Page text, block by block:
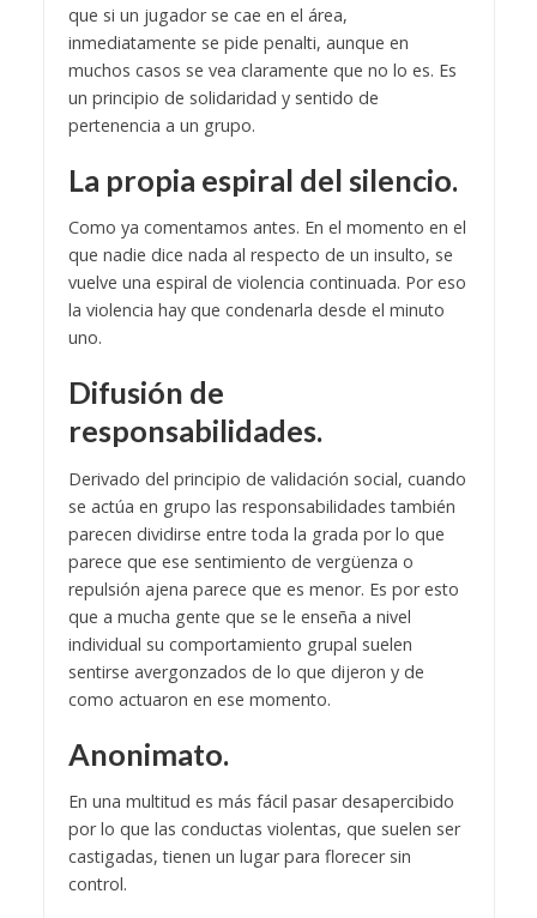
que si un jugador se cae en el área,
inmediatamente se pide penalti, aunque en
muchos casos se vea claramente que no lo es. Es
un principio de solidaridad y sentido de
pertenencia a un grupo.
La propia espiral del silencio.
Como ya comentamos antes. En el momento en el
que nadie dice nada al respecto de un insulto, se
vuelve una espiral de violencia continuada. Por eso
la violencia hay que condenarla desde el minuto
uno.
Difusión de
responsabilidades.
Derivado del principio de validación social, cuando
se actúa en grupo las responsabilidades también
parecen dividirse entre toda la grada por lo que
parece que ese sentimiento de vergüenza o
repulsión ajena parece que es menor. Es por esto
que a mucha gente que se le enseña a nivel
individual su comportamiento grupal suelen
sentirse avergonzados de lo que dijeron y de
como actuaron en ese momento.
Anonimato.
En una multitud es más fácil pasar desapercibido
por lo que las conductas violentas, que suelen ser
castigadas, tienen un lugar para florecer sin
control.